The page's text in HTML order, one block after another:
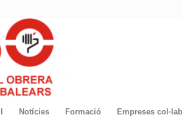
Notícies Formació Empreses